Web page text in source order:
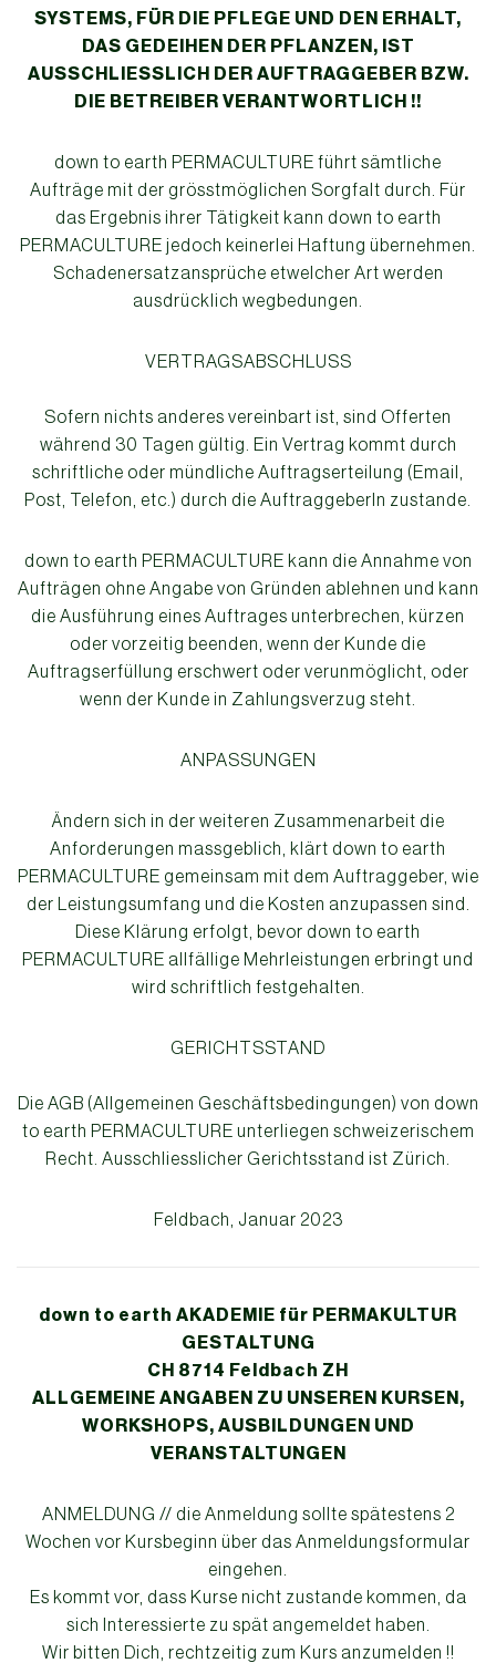
SYSTEMS, FÜR DIE PFLEGE UND DEN ERHALT,
DAS GEDEIHEN DER PFLANZEN, IST
AUSSCHLIESSLICH DER AUFTRAGGEBER BZW.
DIE BETREIBER VERANTWORTLICH !!
down to earth PERMACULTURE führt sämtliche
Aufträge mit der grösstmöglichen Sorgfalt durch. Für
das Ergebnis ihrer Tätigkeit kann down to earth
PERMACULTURE jedoch keinerlei Haftung übernehmen.
Schadenersatzansprüche etwelcher Art werden
ausdrücklich wegbedungen.
VERTRAGSABSCHLUSS
Sofern nichts anderes vereinbart ist, sind Offerten
während 30 Tagen gültig. Ein Vertrag kommt durch
schriftliche oder mündliche Auftragserteilung (Email,
Post, Telefon, etc.) durch die AuftraggeberIn zustande.
down to earth PERMACULTURE kann die Annahme von
Aufträgen ohne Angabe von Gründen ablehnen und kann
die Ausführung eines Auftrages unterbrechen, kürzen
oder vorzeitig beenden, wenn der Kunde die
Auftragserfüllung erschwert oder verunmöglicht, oder
wenn der Kunde in Zahlungsverzug steht.
ANPASSUNGEN
Ändern sich in der weiteren Zusammenarbeit die
Anforderungen massgeblich, klärt down to earth
PERMACULTURE gemeinsam mit dem Auftraggeber, wie
der Leistungsumfang und die Kosten anzupassen sind.
Diese Klärung erfolgt, bevor down to earth
PERMACULTURE allfällige Mehrleistungen erbringt und
wird schriftlich festgehalten.
GERICHTSSTAND
Die AGB (Allgemeinen Geschäftsbedingungen) von down
to earth PERMACULTURE unterliegen schweizerischem
Recht. Ausschliesslicher Gerichtsstand ist Zürich.
Feldbach, Januar 2023
down to earth AKADEMIE für PERMAKULTUR
GESTALTUNG
CH 8714 Feldbach ZH
ALLGEMEINE ANGABEN ZU UNSEREN KURSEN,
WORKSHOPS, AUSBILDUNGEN UND
VERANSTALTUNGEN
ANMELDUNG // die Anmeldung sollte spätestens 2
Wochen vor Kursbeginn über das Anmeldungsformular
eingehen.
Es kommt vor, dass Kurse nicht zustande kommen, da
sich Interessierte zu spät angemeldet haben.
Wir bitten Dich, rechtzeitig zum Kurs anzumelden !!